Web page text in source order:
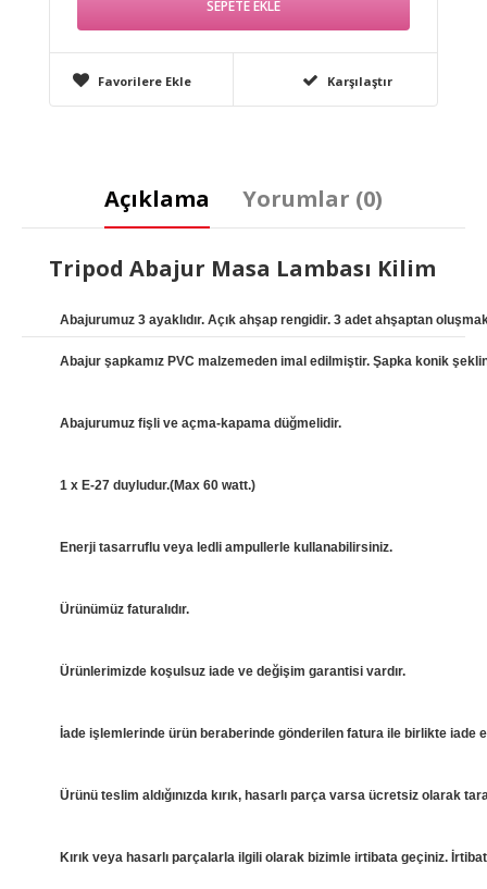
Favorilere Ekle Karşılaştır
Açıklama Yorumlar (0)
Tripod Abajur Masa Lambası Kilim
Abajurumuz 3 ayaklıdır. Açık ahşap rengidir. 3 adet ahşaptan
Abajur şapkamız PVC malzemeden imal edilmiştir. Şapka konik
Abajurumuz fişli ve açma-kapama düğmelidir.
1 x E-27 duyludur.(Max 60 watt.)
Enerji tasarruflu veya ledli ampullerle kullanabilirsiniz.
Ürünümüz faturalıdır.
Ürünlerimizde koşulsuz iade ve değişim garantisi vardır.
İade işlemlerinde ürün beraberinde gönderilen fatura ile birlikte iade
Ürünü teslim aldığınızda kırık, hasarlı parça varsa ücretsiz olarak
Kırık veya hasarlı parçalarla ilgili olarak bizimle irtibata geçiniz.